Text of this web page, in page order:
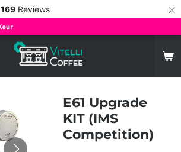
169 Reviews ×
E61 Upgrade
KIT (IMS
Competition)